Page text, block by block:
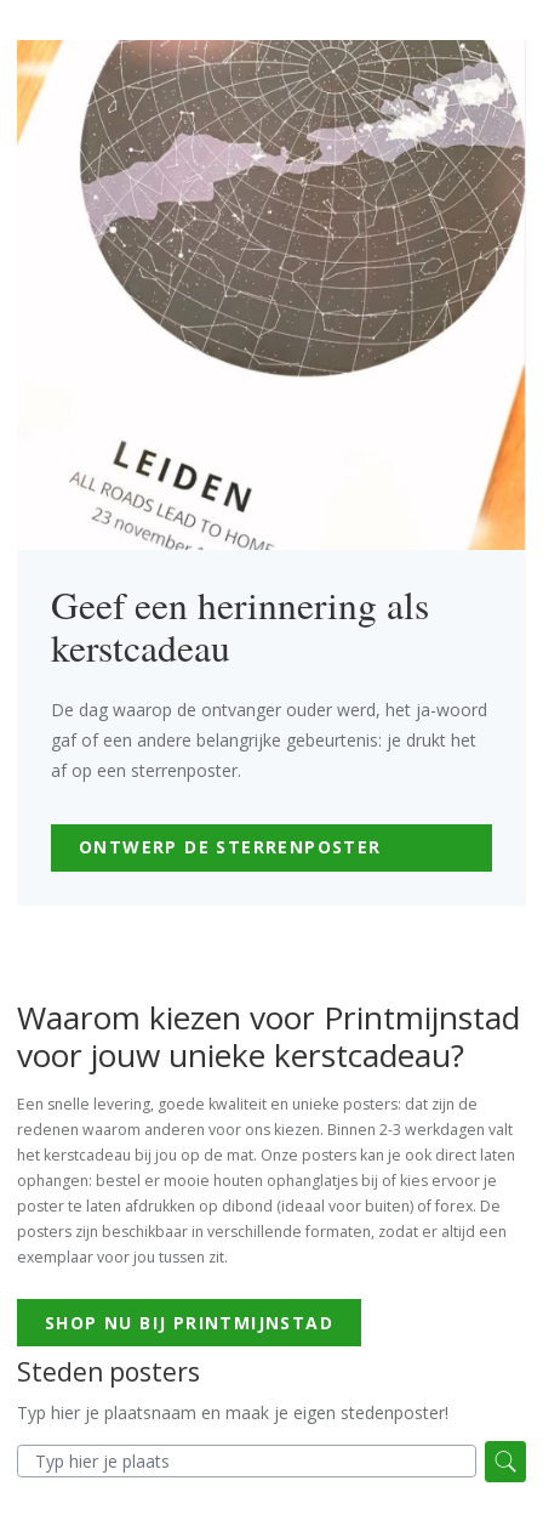
Geef een herinnering als
kerstcadeau
De dag waarop de ontvanger ouder werd, het ja-woord
gaf of een andere belangrijke gebeurtenis: je drukt het
af op een sterrenposter.
ONTWERP DE STERRENPOSTER
Waarom kiezen voor Printmijnstad
voor jouw unieke kerstcadeau?
Een snelle levering, goede kwaliteit en unieke posters: dat zijn de
redenen waarom anderen voor ons kiezen. Binnen 2-3 werkdagen valt
het kerstcadeau bij jou op de mat. Onze posters kan je ook direct laten
ophangen: bestel er mooie houten ophanglatjes bij of kies ervoor je
poster te laten afdrukken op dibond (ideaal voor buiten) of forex. De
posters zijn beschikbaar in verschillende formaten, zodat er altijd een
exemplaar voor jou tussen zit.
SHOP NU BIJ PRINTMIJNSTAD
Steden posters
Typ hier je plaatsnaam en maak je eigen stedenposter!